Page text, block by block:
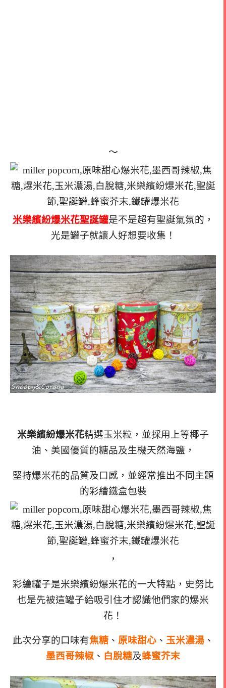
～
米樂繽紛爆米花聖誕罐是不是超有聖誕氣氛的，
光是罐子就讓人好想要收集！
米樂繽紛爆米花精選玉米粒，並採用上等椰子
油、美國優質的糖品及生機天然海鹽，
堅持爆米花的品質及口感，並經常推出不同主題
的彩繪鐵盒包裝
，
彩繪罐子是米樂繽紛爆米花的一大特點，史努比
也是先被這罐子給吸引住才認識他們家的爆米
花！
此次分享的口味有焦糖、 原味甜心、 玉米濃湯、
墨西哥辣椒 、 白脫糖及蜂蜜芥末